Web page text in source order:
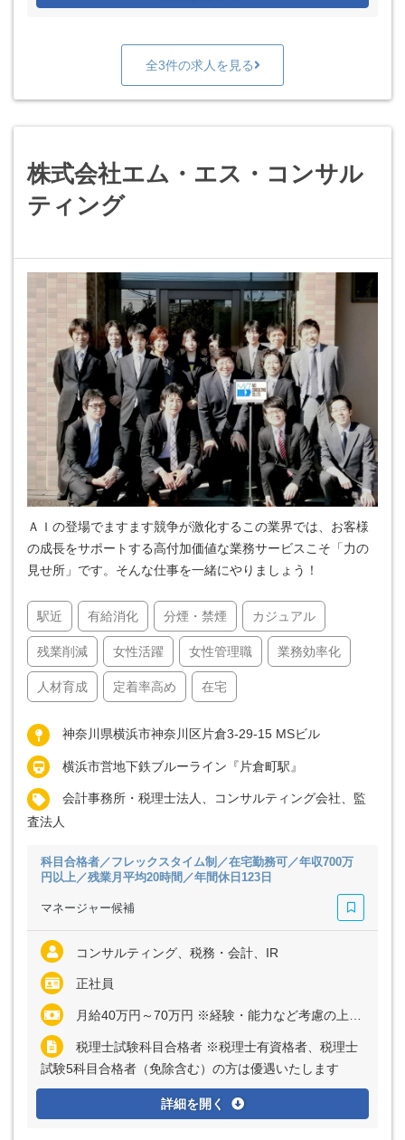
全3件の求人を見る
株式会社エム・エス・コンサル
ティング
ＡＩの登場でますます競争が激化するこの業界では、お客様
の成長をサポートする高付加価値な業務サービスこそ「力の
見せ所」です。そんな仕事を一緒にやりましょう！
駅近 有給消化 分煙・禁煙 カジュアル
残業削減 女性活躍 女性管理職 業務効率化
人材育成 定着率高め 在宅
神奈川県横浜市神奈川区片倉3-29-15 MSビル
横浜市営地下鉄ブルーライン『片倉町駅』
会計事務所・税理士法人、コンサルティング会社、監
査法人
科目合格者／フレックスタイム制／在宅勤務可／年収700万
円以上／残業月平均20時間／年間休日123日
マネージャー候補
コンサルティング、税務・会計、IR
正社員
月給40万円～70万円 ※経験・能力など考慮の上、決定いたします ※残業代は全額支給
税理士試験科目合格者 ※税理士有資格者、税理士
試験5科目合格者（免除含む）の方は優遇いたします
詳細を開く